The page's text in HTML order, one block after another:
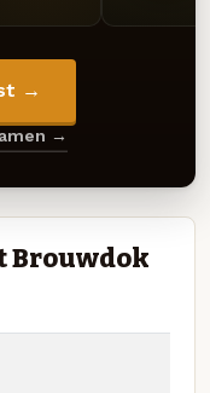
→
→
Brouwdok